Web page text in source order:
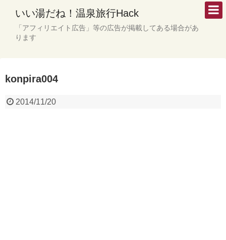
いい湯だね！温泉旅行Hack
「アフィリエイト広告」等の広告が掲載してある場合があ
ります
konpira004
2014/11/20